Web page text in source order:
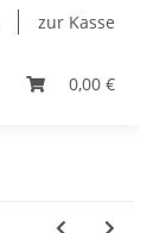
zur Kasse
0,00 €